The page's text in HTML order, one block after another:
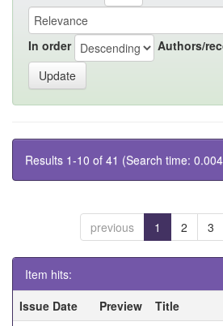
In order Authors/
Results 1-10 of 41 (Search time:
previous 1 2 3
Item hits:
Issue Date
Preview Title